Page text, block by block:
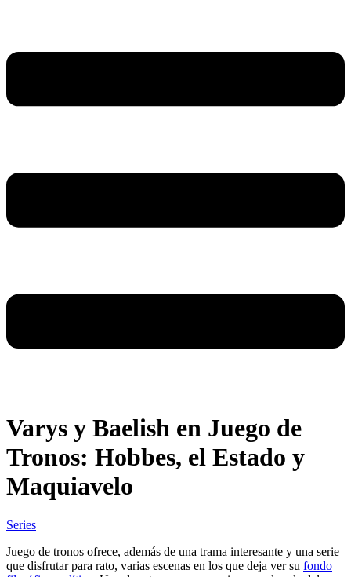
Varys y Baelish en Juego de
Tronos: Hobbes, el Estado y
Maquiavelo
Series
Juego de tronos ofrece, además de una trama interesante y una serie
que disfrutar para rato, varias escenas en los que deja ver su fondo